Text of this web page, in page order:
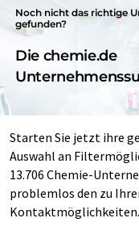
Noch nicht das richtige
gefunden?
Die chemie.de
Starten Sie jetzt ihre
Auswahl an
13.706 Chemie-
problemlos den zu
Kontaktmöglichkeiten.